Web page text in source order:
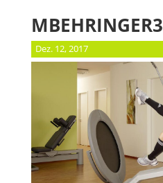
MBEHRINGER3
Dez. 12, 2017